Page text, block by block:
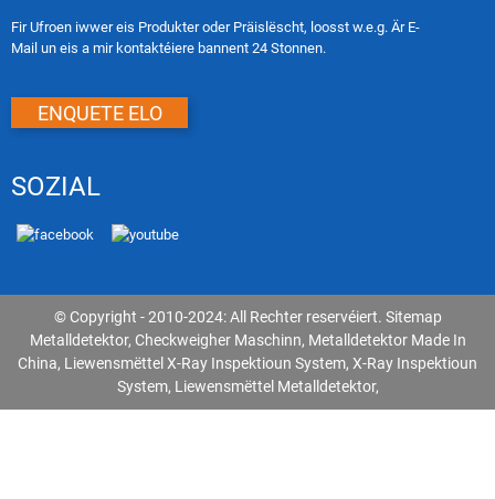
Fir Ufroen iwwer eis Produkter oder Präislëscht, loosst w.e.g. Är E-
Mail un eis a mir kontaktéiere bannent 24 Stonnen.
ENQUETE ELO
SOZIAL
© Copyright - 2010-2024: All Rechter reservéiert. Sitemap
Metalldetektor, Checkweigher Maschinn, Metalldetektor Made In
China, Liewensmëttel X-Ray Inspektioun System, X-Ray Inspektioun
System, Liewensmëttel Metalldetektor,